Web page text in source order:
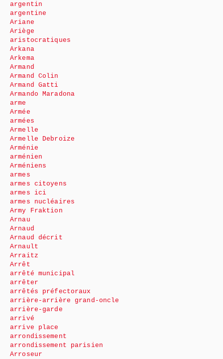
argentin
argentine
Ariane
Ariège
aristocratiques
Arkana
Arkema
Armand
Armand Colin
Armand Gatti
Armando Maradona
arme
Armée
armées
Armelle
Armelle Debroize
Arménie
arménien
Arméniens
armes
armes citoyens
armes ici
armes nucléaires
Army Fraktion
Arnau
Arnaud
Arnaud décrit
Arnault
Arraitz
Arrêt
arrêté municipal
arrêter
arrêtés préfectoraux
arrière-arrière grand-oncle
arrière-garde
arrivé
arrive place
arrondissement
arrondissement parisien
Arroseur